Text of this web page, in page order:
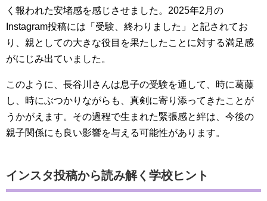
く報われた安堵感を感じさせました。2025年2月の
Instagram投稿には「受験、終わりました」と記されてお
り、親としての大きな役目を果たしたことに対する満足感
がにじみ出ていました。
このように、長谷川さんは息子の受験を通して、時に葛藤
し、時にぶつかりながらも、真剣に寄り添ってきたことが
うかがえます。その過程で生まれた緊張感と絆は、今後の
親子関係にも良い影響を与える可能性があります。
インスタ投稿から読み解く学校ヒント